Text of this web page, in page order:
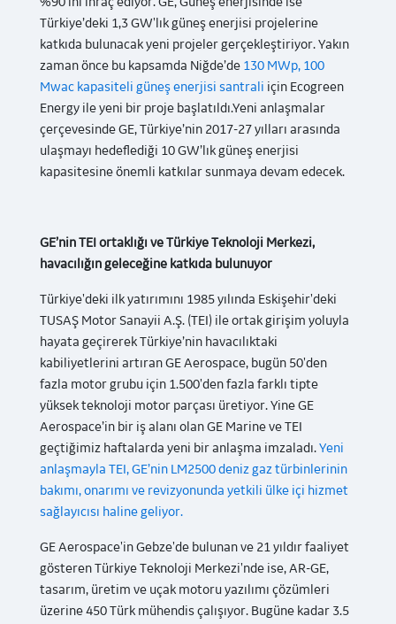
Türkiye’deki 1,3 GW'lık güneş enerjisi projelerine
katkıda bulunacak yeni projeler gerçekleştiriyor. Yakın
zaman önce bu kapsamda Niğde’de 130 MWp, 100
Mwac kapasiteli güneş enerjisi santrali için Ecogreen
Energy ile yeni bir proje başlatıldı.Yeni anlaşmalar
çerçevesinde GE, Türkiye’nin 2017-27 yılları arasında
ulaşmayı hedeflediği 10 GW’lık güneş enerjisi
kapasitesine önemli katkılar sunmaya devam edecek.
GE’nin TEI ortaklığı ve Türkiye Teknoloji Merkezi,
havacılığın geleceğine katkıda bulunuyor
Türkiye'deki ilk yatırımını 1985 yılında Eskişehir'deki
TUSAŞ Motor Sanayii A.Ş. (TEI) ile ortak girişim yoluyla
hayata geçirerek Türkiye’nin havacılıktaki
kabiliyetlerini artıran GE Aerospace, bugün 50'den
fazla motor grubu için 1.500'den fazla farklı tipte
yüksek teknoloji motor parçası üretiyor. Yine GE
Aerospace’in bir iş alanı olan GE Marine ve TEI
geçtiğimiz haftalarda yeni bir anlaşma imzaladı.Yeni
anlaşmayla TEI, GE’nin LM2500 deniz gaz türbinlerinin
bakımı, onarımı ve revizyonunda yetkili ülke içi hizmet
sağlayıcısı haline geliyor.
GE Aerospace'in Gebze'de bulunan ve 21 yıldır faaliyet
gösteren Türkiye Teknoloji Merkezi'nde ise, AR-GE,
tasarım, üretim ve uçak motoru yazılımı çözümleri
üzerine 450 Türk mühendis çalışıyor. Bugüne kadar 3.5